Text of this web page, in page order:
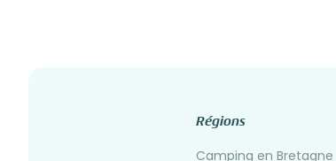
Régions
Camping en Bretagne